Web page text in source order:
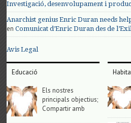
Investigació, desenvolupament i
Anarchist genius Enric Duran needs
enComunicat d’Enric Duran des de
Avis Legal
Educació
Els nostres
principals objectius;
Compartir amb